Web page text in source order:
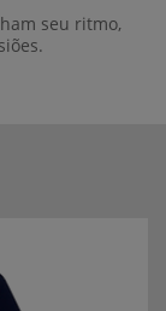
seu ritmo,